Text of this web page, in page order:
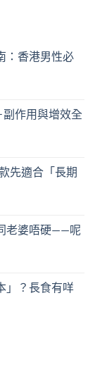
：香港男性必
作用與增效全
先適合「長期
老婆唔硬——呢
」？長食有咩